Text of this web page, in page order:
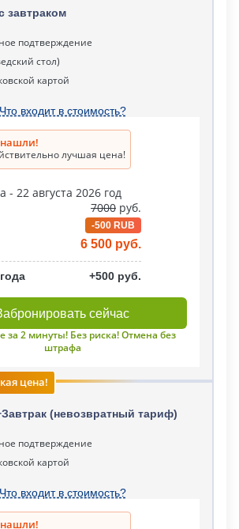
завтраком
подтверждение
стол)
картой
Что входит в стоимость?
лучшая цена!
- 22 августа 2026 год
7000 руб.
-500 RUB
6 500 руб.
+500 руб.
сейчас
за 2 минуты! Без риска! Отмена без
штрафа
цена!
(невозвратный тариф)
подтверждение
картой
Что входит в стоимость?